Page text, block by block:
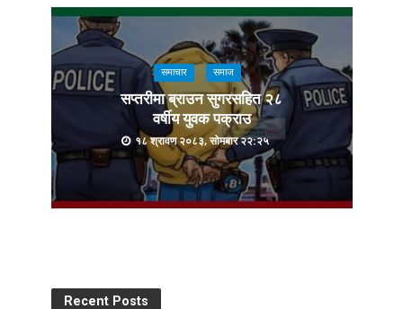
समाचार समाज
सप्तरीमा ब्राउन सुगरसहित २८
वर्षीय युवक पक्राउ
१८ श्रावण २०८३, सोमबार २२:२५
Recent Posts